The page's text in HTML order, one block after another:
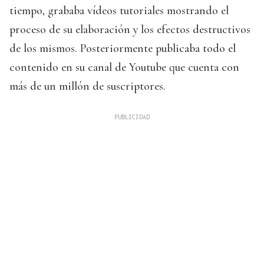
tiempo, grababa vídeos tutoriales mostrando el
proceso de su elaboración y los efectos destructivos
de los mismos. Posteriormente publicaba todo el
contenido en su canal de Youtube que cuenta con
más de un millón de suscriptores.